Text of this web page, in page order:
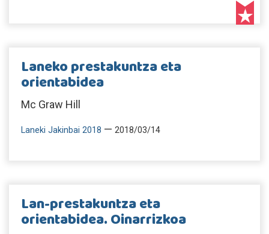
Laneko prestakuntza eta
orientabidea
Mc Graw Hill
Laneki Jakinbai 2018 — 2018/03/14
Lan-prestakuntza eta
orientabidea. Oinarrizkoa